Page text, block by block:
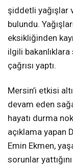
şiddetli yağışlar
bulundu.
eksikliğinden
ilgili
çağrısı yaptı.
Mersin’i etkisi
devam eden
hayatı durma
açıklama yapan
Emin Ekmen,
sorunlar